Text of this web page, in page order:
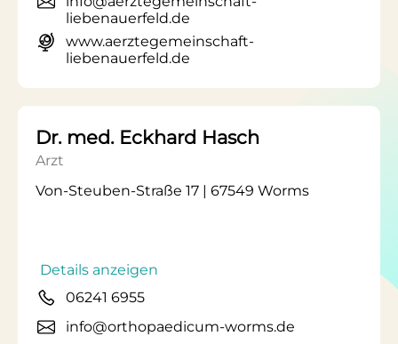
liebenauerfeld.de
www.aerztegemeinschaft-
liebenauerfeld.de
Dr. med. Eckhard Hasch
Arzt
Von-Steuben-Straße 17 | 67549 Worms
Details anzeigen
06241 6955
info@orthopaedicum-worms.de